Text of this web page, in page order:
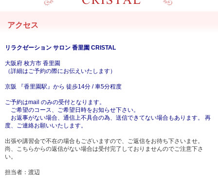
アクセス
リラクゼーション サロン 香里園 CRISTAL
大阪府 枚方市 香里園
（詳細はご予約の際にお伝えいたします）
京阪 『香里園駅』から 徒歩14分 / 車5分程度
ご予約はmail のみの受付となります。
ご希望のコース、ご希望日時をお知らせ下さい。
お返事がない場合、通信上不具合の為、送信できてない場合もあります。 再
度、ご連絡お願いいたします。
出張や講習会で不在の場合もございますので、ご返信をお待ち下さいませ。
尚、こちらからの返信がない場合は受付完了しておりませんのでご注意下さ
い。
担当者：渡辺